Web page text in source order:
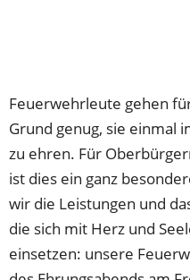
Feuerwehrleute gehen
Grund genug, sie einmal
zu ehren. Für
ist dies ein ganz
wir die Leistungen und
die sich mit Herz und
einsetzen: unsere